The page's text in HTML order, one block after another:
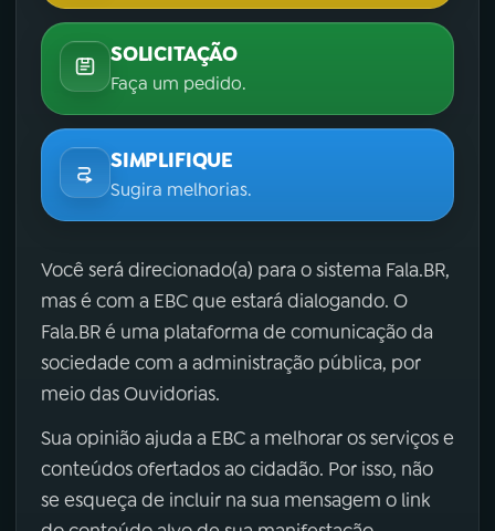
SOLICITAÇÃO
Faça um pedido.
SIMPLIFIQUE
Sugira melhorias.
Você será direcionado(a) para o sistema Fala.BR,
mas é com a EBC que estará dialogando. O
Fala.BR é uma plataforma de comunicação da
sociedade com a administração pública, por
meio das Ouvidorias.
Sua opinião ajuda a EBC a melhorar os serviços e
conteúdos ofertados ao cidadão. Por isso, não
se esqueça de incluir na sua mensagem o link